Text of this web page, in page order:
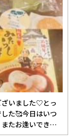
ざいました♡とっ
た🥰今日はいつ
たお逢いできる